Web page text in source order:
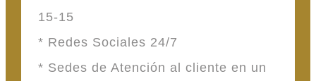
15-15
* Redes Sociales 24/7
* Sedes de Atención al cliente en un